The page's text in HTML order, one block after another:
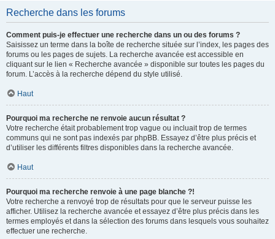
Recherche dans les forums
Comment puis-je effectuer une recherche dans un ou des forums ?
Saisissez un terme dans la boîte de recherche située sur l’index, les pages des
forums ou les pages de sujets. La recherche avancée est accessible en
cliquant sur le lien « Recherche avancée » disponible sur toutes les pages du
forum. L’accès à la recherche dépend du style utilisé.
Haut
Pourquoi ma recherche ne renvoie aucun résultat ?
Votre recherche était probablement trop vague ou incluait trop de termes
communs qui ne sont pas indexés par phpBB. Essayez d’être plus précis et
d’utiliser les différents filtres disponibles dans la recherche avancée.
Haut
Pourquoi ma recherche renvoie à une page blanche ?!
Votre recherche a renvoyé trop de résultats pour que le serveur puisse les
afficher. Utilisez la recherche avancée et essayez d’être plus précis dans les
termes employés et dans la sélection des forums dans lesquels vous souhaitez
effectuer une recherche.